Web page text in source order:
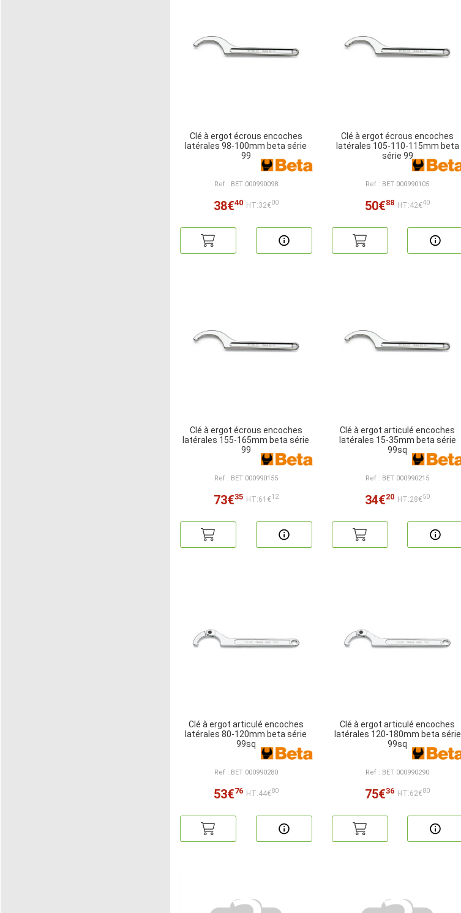
Clé à ergot écrous encoches
latérales 98-100mm beta série
99
Ref : BET 000990098
38€40 HT:32€00
Clé à ergot écrous encoches
latérales 105-110-115mm beta
série 99
Ref : BET 000990105
50€88 HT:42€40
Clé à ergot écrous encoches
latérales 155-165mm beta série
99
Ref : BET 000990155
73€35 HT:61€12
Clé à ergot articulé encoches
latérales 15-35mm beta série
99sq
Ref : BET 000990215
34€20 HT:28€50
Clé à ergot articulé encoches
latérales 80-120mm beta série
99sq
Ref : BET 000990280
53€76 HT:44€80
Clé à ergot articulé encoches
latérales 120-180mm beta série
99sq
Ref : BET 000990290
75€36 HT:62€80